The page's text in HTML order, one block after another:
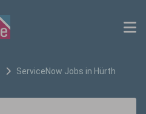
ServiceNow Jobs in Hürth